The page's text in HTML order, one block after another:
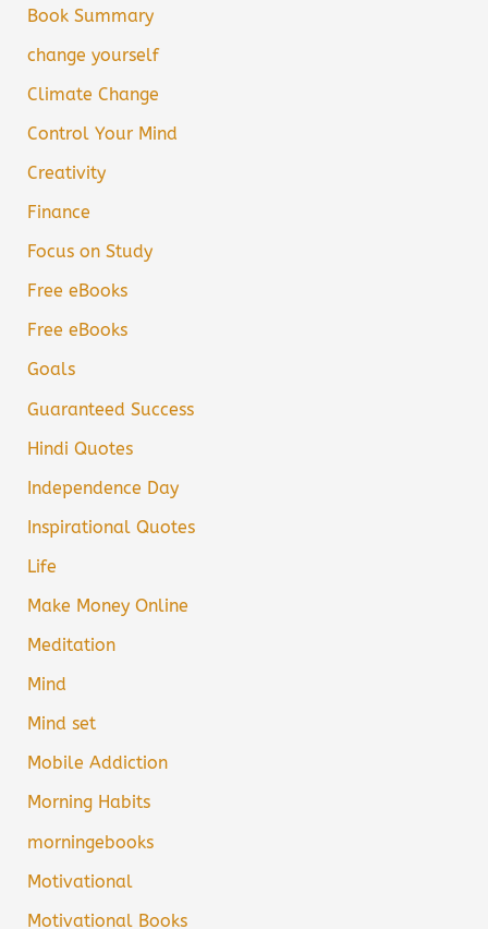
Book Summary
change yourself
Climate Change
Control Your Mind
Creativity
Finance
Focus on Study
Free eBooks
Free eBooks
Goals
Guaranteed Success
Hindi Quotes
Independence Day
Inspirational Quotes
Life
Make Money Online
Meditation
Mind
Mind set
Mobile Addiction
Morning Habits
morningebooks
Motivational
Motivational Books